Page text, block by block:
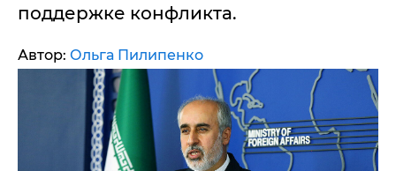
поддержке конфликта.
Автор: Ольга Пилипенко